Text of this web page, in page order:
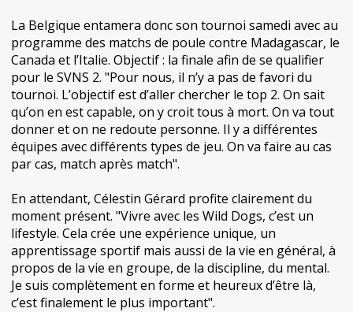
La Belgique entamera donc son tournoi samedi avec au
programme des matchs de poule contre Madagascar, le
Canada et l’Italie. Objectif : la finale afin de se qualifier
pour le SVNS 2. "Pour nous, il n’y a pas de favori du
tournoi. L’objectif est d’aller chercher le top 2. On sait
qu’on en est capable, on y croit tous à mort. On va tout
donner et on ne redoute personne. Il y a différentes
équipes avec différents types de jeu. On va faire au cas
par cas, match après match".
En attendant, Célestin Gérard profite clairement du
moment présent. "Vivre avec les Wild Dogs, c’est un
lifestyle. Cela crée une expérience unique, un
apprentissage sportif mais aussi de la vie en général, à
propos de la vie en groupe, de la discipline, du mental.
Je suis complètement en forme et heureux d’être là,
c’est finalement le plus important".